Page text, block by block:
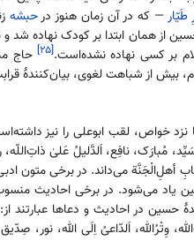
— که در آن زمان هنوز درحبشه
از همان ابتدا بر کودک نهاده شد
بر کسی نهاده نشده‌است.[۲۵]
حاج
بیش از شباهت لغوی، بیان‌کنندهٔ
نزد خواص، لقب ابوعلی را نیز
نافِع، اَلدَّلیلُ عَلیٰ ذاتِ‌اللّه،
أهلِ‌الْجَنَّة می‌داند. در برخی متون
یاد می‌شود. در برخی احادیث
حسین در احادیث و دعاها عبارتند
وِتْرُالله، اَلدّاعیُ اِلَی الله،